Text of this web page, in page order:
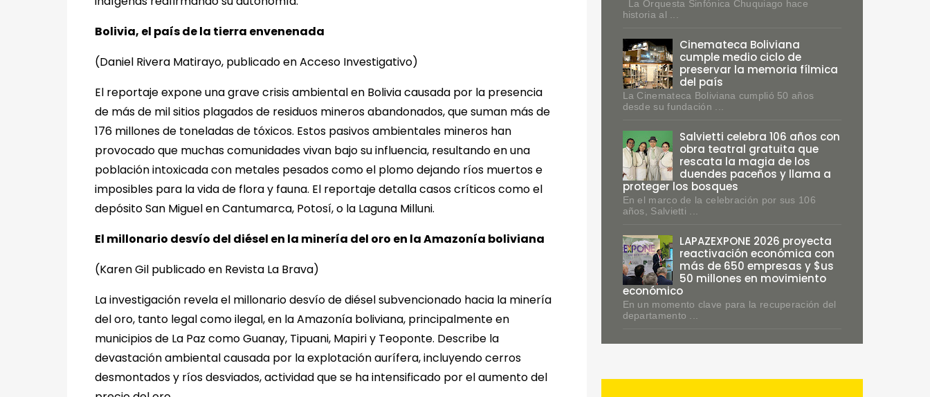
Bolivia, el país de la tierra envenenada
(Daniel Rivera Matirayo, publicado en Acceso Investigativo)
El reportaje expone una grave crisis ambiental en Bolivia causada por la presencia
de más de mil sitios plagados de residuos mineros abandonados, que suman más de
176 millones de toneladas de tóxicos. Estos pasivos ambientales mineros han
provocado que muchas comunidades vivan bajo su influencia, resultando en una
población intoxicada con metales pesados como el plomo dejando ríos muertos e
imposibles para la vida de flora y fauna. El reportaje detalla casos críticos como el
depósito San Miguel en Cantumarca, Potosí, o la Laguna Milluni.
El millonario desvío del diésel en la minería del oro en la Amazonía boliviana
(Karen Gil publicado en Revista La Brava)
La investigación revela el millonario desvío de diésel subvencionado hacia la minería
del oro, tanto legal como ilegal, en la Amazonía boliviana, principalmente en
municipios de La Paz como Guanay, Tipuani, Mapiri y Teoponte. Describe la
devastación ambiental causada por la explotación aurífera, incluyendo cerros
desmontados y ríos desviados, actividad que se ha intensificado por el aumento del
La Orquesta Sinfónica Chuquiago hace
historia al ...
Cinemateca Boliviana
cumple medio ciclo de
preservar la memoria fílmica
del país
La Cinemateca Boliviana cumplió 50 años
desde su fundación ...
Salvietti celebra 106 años con
obra teatral gratuita que
rescata la magia de los
duendes paceños y llama a
proteger los bosques
En el marco de la celebración por sus 106
años, Salvietti ...
LAPAZEXPONE 2026 proyecta
reactivación económica con
más de 650 empresas y $us
50 millones en movimiento
económico
En un momento clave para la recuperación del
departamento ...